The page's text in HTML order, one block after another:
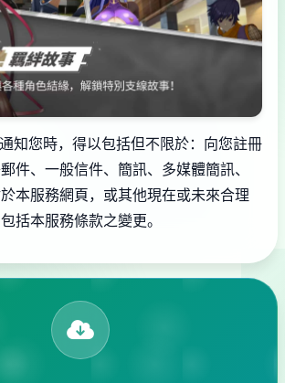
知您時，得以包括但不限於：向您註冊
件、一般信件、簡訊、多媒體簡訊、
本服務網頁，或其他現在或未來合理
括本服務條款之變更。